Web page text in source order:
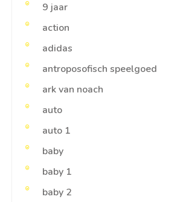
9 jaar
action
adidas
antroposofisch speelgoed
ark van noach
auto
auto 1
baby
baby 1
baby 2